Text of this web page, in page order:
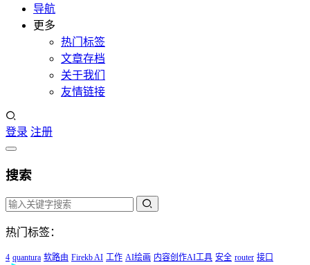
导航
更多
热门标签
文章存档
关于我们
友情链接
登录 注册
搜索
热门标签：
4 quantura 软路由 Firekb AI 工作 AI绘画 内容创作AI工具 安全 router 接口